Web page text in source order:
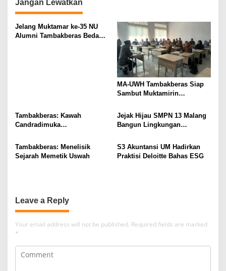
n
Jangan Lewatkan
Jelang Muktamar ke-35 NU
Alumni Tambakberas Bedah
MA-UWH Tambakberas Siap
Sambut Muktamirin
Tambakberas: Kawah
Candradimuka
Ulama
Jejak Hijau SMPN 13 Malang
Bangun Lingkungan
Tambakberas: Menelisik
Sejarah Memetik Uswah
S3 Akuntansi UM Hadirkan
Praktisi Deloitte Bahas ESG
Leave a Reply
Your email address will not be published. Required fields are marked
*